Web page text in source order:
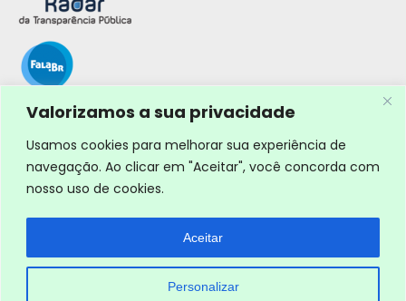
Valorizamos a sua privacidade
Usamos cookies para melhorar sua experiência de
navegação. Ao clicar em "Aceitar", você concorda com
nosso uso de cookies.
Personalizar
Aceitar